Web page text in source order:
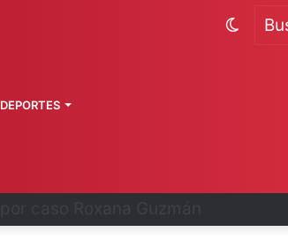
DEPORTES
Switch